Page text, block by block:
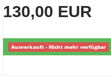
130,00 EUR
Ausverkauft - Nicht mehr verfügbar